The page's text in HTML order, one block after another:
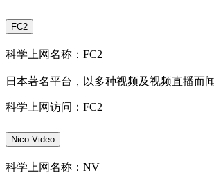
FC2
科学上网名称：FC2
日本著名平台，以多种视频及视频直播而闻
科学上网访问：FC2
Nico Video
科学上网名称：NV